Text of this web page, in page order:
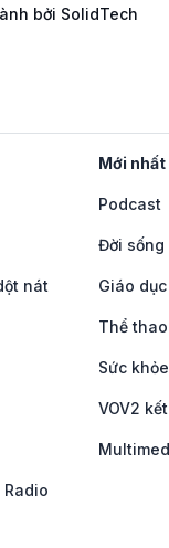
bởi SolidTech
Mới nhất
Podcast
Đời sống
nát Giáo
Thể thao
Sức khỏe
VOV2